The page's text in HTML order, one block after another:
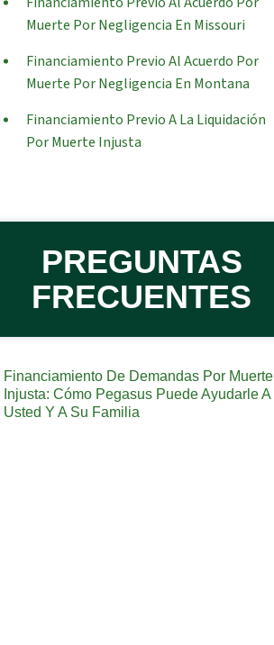
Muerte Por Negligencia En Missouri
Financiamiento Previo Al Acuerdo Por
Muerte Por Negligencia En Montana
Financiamiento Previo A La Liquidación
Por Muerte Injusta
PREGUNTAS
FRECUENTES
Financiamiento De Demandas Por Muerte
Injusta: Cómo Pegasus Puede Ayudarle A
Usted Y A Su Familia